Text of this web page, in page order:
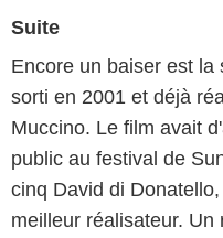
Suite
Encore un baiser est la
sorti en 2001 et déjà
Muccino. Le film avait
public au festival de
cinq David di
meilleur réalisateur.